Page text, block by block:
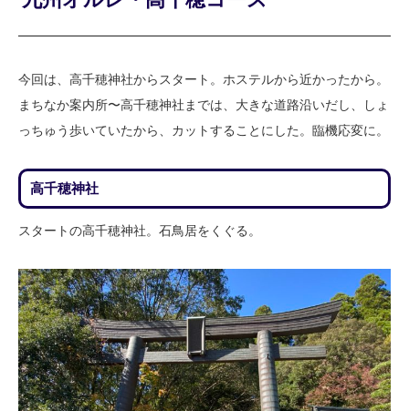
今回は、高千穂神社からスタート。ホステルから近かったから。
まちなか案内所〜高千穂神社までは、大きな道路沿いだし、しょ
っちゅう歩いていたから、カットすることにした。臨機応変に。
高千穂神社
スタートの高千穂神社。石鳥居をくぐる。